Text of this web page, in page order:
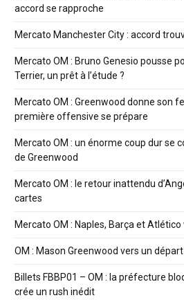
accord se rapproche
Mercato Manchester City : accord
Mercato OM : Bruno Genesio pousse
Terrier, un prêt à l’étude ?
Mercato OM : Greenwood donne son
première offensive se prépare
Mercato OM : un énorme coup dur se
de Greenwood
Mercato OM : le retour inattendu
cartes
Mercato OM : Naples, Barça et
OM : Mason Greenwood vers un
Billets FBBP01 – OM : la préfecture
crée un rush inédit